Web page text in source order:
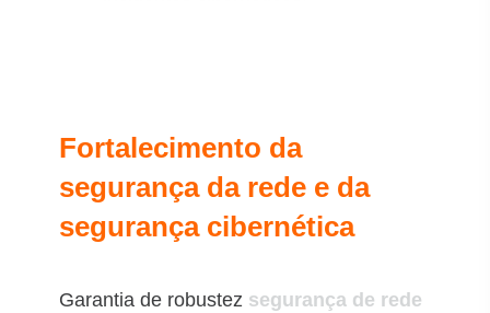
Fortalecimento da
segurança da rede e da
segurança cibernética
Garantia de robustez segurança de rede